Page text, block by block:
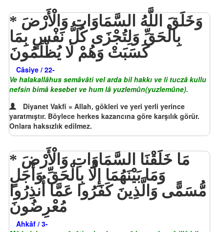
بِالْحَقِّ وَلِتُجْزَى كُلُّ نَفْسٍ بِمَا
كَسَبَتْ وَهُمْ لَا يُظْلَمُونَ
Câsiye / 22-
Ve halakallâhus semâvâti vel arda bil hakkı ve li tuczâ kullu
nefsin bimâ kesebet ve hum lâ yuzlemûn(yuzlemûne).
Diyanet Vakfi = Allah, gökleri ve yeri yerli yerince
yaratmıştır. Böylece herkes kazancına göre karşılık görür.
Onlara haksızlık edilmez.
وَمَا بَيْنَهُمَا إِلَّا بِالْحَقِّ وَأَجَلٍ
مُّسَمًّى وَالَّذِينَ كَفَرُوا عَمَّا أُنذِرُوا
مُعْرِضُونَ
Ahkâf / 3-